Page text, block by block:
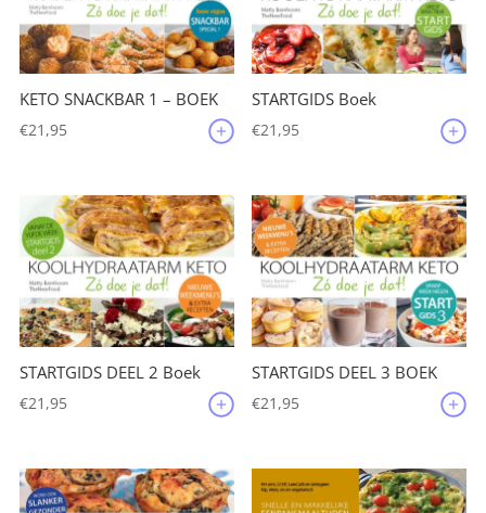
KETO SNACKBAR 1 – BOEK
€21,95
STARTGIDS Boek
€21,95
STARTGIDS DEEL 2 Boek
€21,95
STARTGIDS DEEL 3 BOEK
€21,95